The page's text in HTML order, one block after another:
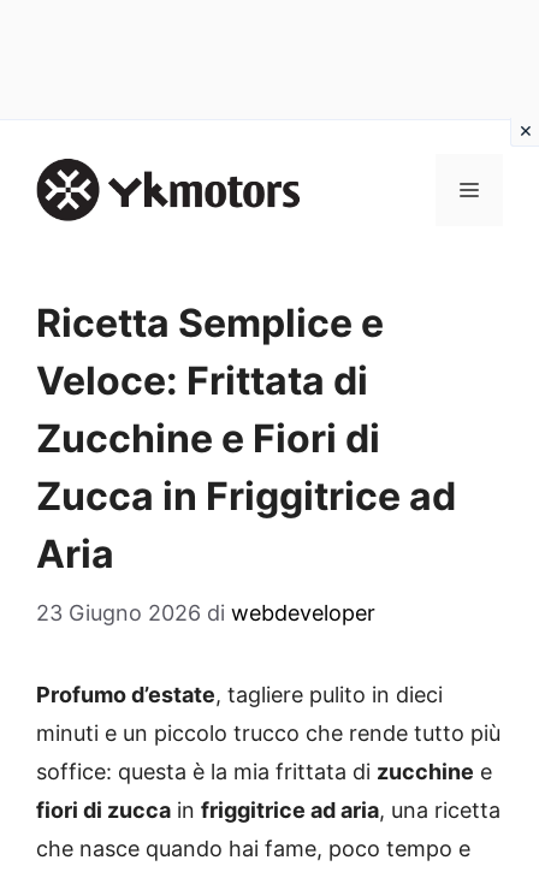
contenuto
MENU
Ricetta Semplice e
Veloce: Frittata di
Zucchine e Fiori di
Zucca in Friggitrice ad
Aria
23 Giugno 2026 di webdeveloper
Profumo d’estate, tagliere pulito in dieci
minuti e un piccolo trucco che rende tutto più
soffice: questa è la mia frittata di zucchine e
fiori di zucca in friggitrice ad aria, una ricetta
che nasce quando hai fame, poco tempo e